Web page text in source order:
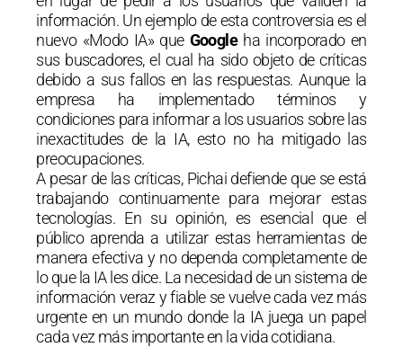
información. Un ejemplo de esta controversia es el
nuevo «Modo IA» que Googleha incorporado en
sus buscadores, el cual ha sido objeto de críticas
debido a sus fallos en las respuestas. Aunque la
empresa ha implementado términos y
condiciones para informar a los usuarios sobre las
inexactitudes de la IA, esto no ha mitigado las
preocupaciones.
A pesar de las críticas, Pichai defiende que se está
trabajando continuamente para mejorar estas
tecnologías. En su opinión, es esencial que el
público aprenda a utilizar estas herramientas de
manera efectiva y no dependa completamente de
lo que la IA les dice. La necesidad de un sistema de
información veraz y fiable se vuelve cada vez más
urgente en un mundo donde la IA juega un papel
cada vez más importante en la vida cotidiana.